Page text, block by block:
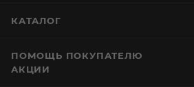
КАТАЛОГ
ПОМОЩЬ ПОКУПАТЕЛЮ
АКЦИИ